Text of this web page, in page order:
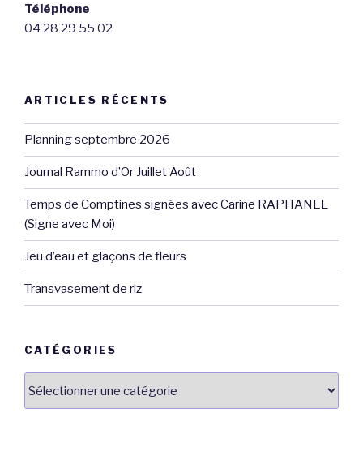
Téléphone
04 28 29 55 02
ARTICLES RÉCENTS
Planning septembre 2026
Journal Rammo d’Or Juillet Août
Temps de Comptines signées avec Carine RAPHANEL
(Signe avec Moi)
Jeu d’eau et glaçons de fleurs
Transvasement de riz
CATÉGORIES